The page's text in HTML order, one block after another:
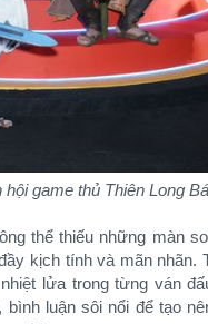
game thủ Thiên Long
thể thiếu những màn
kịch tính và mãn nhãn.
lửa trong từng ván
luận sôi nổi để tạo